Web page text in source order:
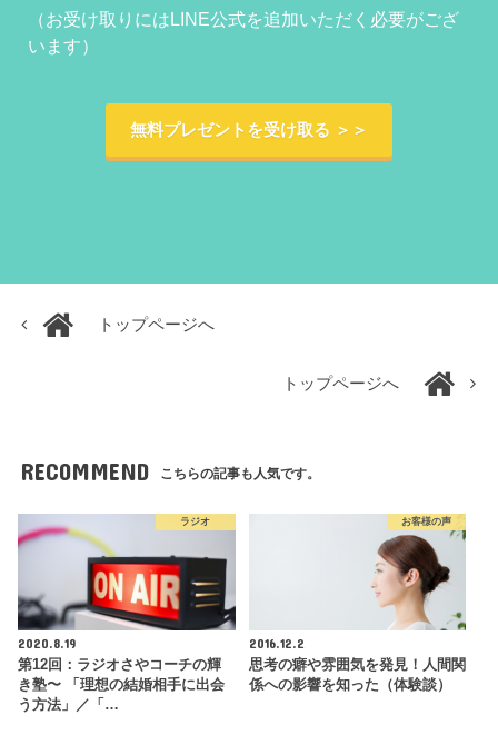
（お受け取りにはLINE公式を追加いただく必要がござ
います）
無料プレゼントを受け取る ＞＞
トップページへ
トップページへ
RECOMMEND こちらの記事も人気です。
ラジオ
2020.8.19
第12回：ラジオさやコーチの輝
き塾〜 「理想の結婚相手に出会
う方法」／「…
お客様の声
2016.12.2
思考の癖や雰囲気を発見！人間関
係への影響を知った（体験談）